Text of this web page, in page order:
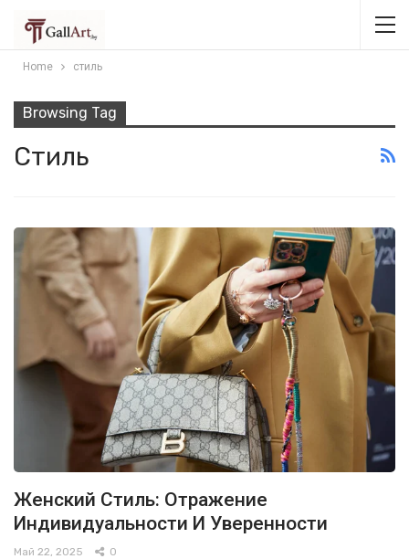
Home стиль
Browsing Tag
Стиль
Женский Стиль: Отражение
Индивидуальности И Уверенности
Май 22, 2025 0